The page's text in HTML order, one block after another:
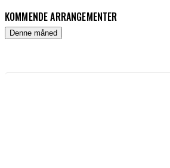
KOMMENDE ARRANGEMENTER
Denne måned